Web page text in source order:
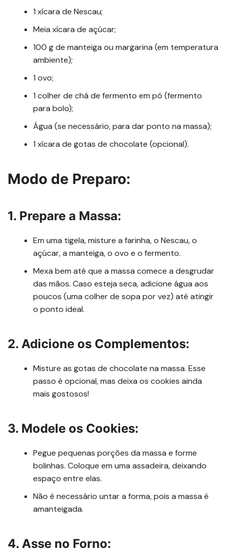
1 xícara de Nescau;
Meia xícara de açúcar;
100 g de manteiga ou margarina (em temperatura
ambiente);
1 ovo;
1 colher de chá de fermento em pó (fermento
para bolo);
Água (se necessário, para dar ponto na massa);
1 xícara de gotas de chocolate (opcional).
Modo de Preparo:
1. Prepare a Massa:
Em uma tigela, misture a farinha, o Nescau, o
açúcar, a manteiga, o ovo e o fermento.
Mexa bem até que a massa comece a desgrudar
das mãos. Caso esteja seca, adicione água aos
poucos (uma colher de sopa por vez) até atingir
o ponto ideal.
2. Adicione os Complementos:
Misture as gotas de chocolate na massa. Esse
passo é opcional, mas deixa os cookies ainda
mais gostosos!
3. Modele os Cookies:
Pegue pequenas porções da massa e forme
bolinhas. Coloque em uma assadeira, deixando
espaço entre elas.
Não é necessário untar a forma, pois a massa é
amanteigada.
4. Asse no Forno: